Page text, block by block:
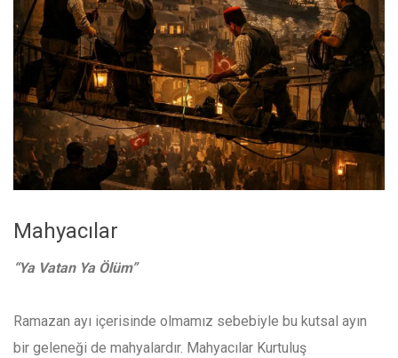
Mahyacılar
“Ya Vatan Ya Ölüm”
Ramazan ayı içerisinde olmamız sebebiyle bu kutsal ayın
bir geleneği de mahyalardır. Mahyacılar Kurtuluş